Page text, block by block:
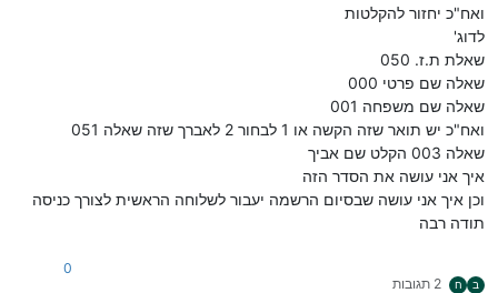
ואח"כ יחזור להקלטות
לדוג'
שאלת ת.ז. 050
שאלה שם פרטי 000
שאלה שם משפחה 001
ואח"כ יש תואר שזה הקשה או 1 לבחור 2 לאברך שזה שאלה 051
שאלה 003 הקלט שם אביך
איך אני עושה את הסדר הזה
וכן איך אני עושה שבסיום הרשמה יעבור לשלוחה הראשית לצורך כניסה
תודה רבה
ב ח 2 תגובות
0